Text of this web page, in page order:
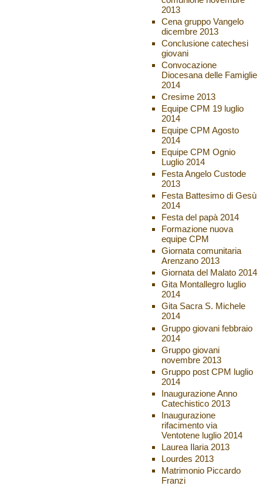
2013
Cena gruppo Vangelo
dicembre 2013
Conclusione catechesi
giovani
Convocazione
Diocesana delle Famiglie
2014
Cresime 2013
Equipe CPM 19 luglio
2014
Equipe CPM Agosto
2014
Equipe CPM Ognio
Luglio 2014
Festa Angelo Custode
2013
Festa Battesimo di Gesù
2014
Festa del papà 2014
Formazione nuova
equipe CPM
Giornata comunitaria
Arenzano 2013
Giornata del Malato 2014
Gita Montallegro luglio
2014
Gita Sacra S. Michele
2014
Gruppo giovani febbraio
2014
Gruppo giovani
novembre 2013
Gruppo post CPM luglio
2014
Inaugurazione Anno
Catechistico 2013
Inaugurazione
rifacimento via
Ventotene luglio 2014
Laurea Ilaria 2013
Lourdes 2013
Matrimonio Piccardo
Franzi